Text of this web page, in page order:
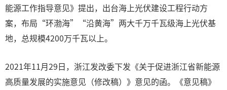
能源工作指导意见》提出，出台海上光伏建设工程行动方
案，布局“环渤海”“沿黄海”两大千万千瓦级海上光伏基
地，总规模4200万千瓦以上。
2021年11月29日，浙江发改委下发《关于促进浙江省新能源
高质量发展的实施意见（修改稿）》意见的函。《意见稿》